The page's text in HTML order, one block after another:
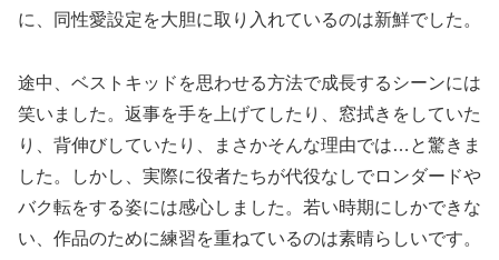
に、同性愛設定を大胆に取り入れているのは新鮮でした。
途中、ベストキッドを思わせる方法で成長するシーンには
笑いました。返事を手を上げてしたり、窓拭きをしていた
り、背伸びしていたり、まさかそんな理由では…と驚きま
した。しかし、実際に役者たちが代役なしでロンダードや
バク転をする姿には感心しました。若い時期にしかできな
い、作品のために練習を重ねているのは素晴らしいです。